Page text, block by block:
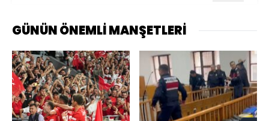
GÜNÜN ÖNEMLİ MANŞETLERİ